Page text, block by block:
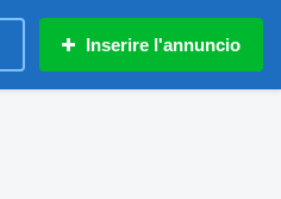
Inserire l'annuncio